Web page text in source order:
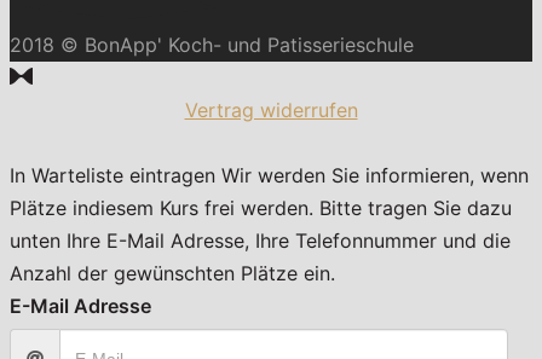
2018 © BonApp' Koch- und Patisserieschule
Vertrag widerrufen
In Warteliste eintragen Wir werden Sie informieren, wenn
Plätze indiesem Kurs frei werden. Bitte tragen Sie dazu
unten Ihre E-Mail Adresse, Ihre Telefonnummer und die
Anzahl der gewünschten Plätze ein.
E-Mail Adresse